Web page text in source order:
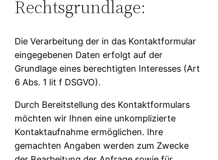
Rechtsgrundlage:
Die Verarbeitung der in das Kontaktformular
eingegebenen Daten erfolgt auf der
Grundlage eines berechtigten Interesses (Art
6 Abs. 1 lit f DSGVO).
Durch Bereitstellung des Kontaktformulars
möchten wir Ihnen eine unkomplizierte
Kontaktaufnahme ermöglichen. Ihre
gemachten Angaben werden zum Zwecke